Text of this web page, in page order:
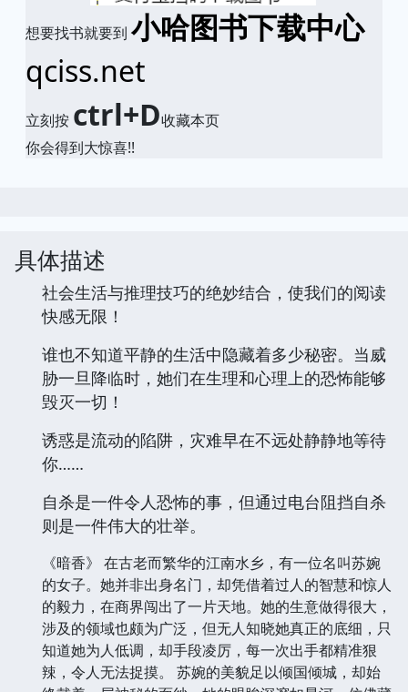
想要找书就要到 小哈图书下载中心
qciss.net
立刻按 ctrl+D收藏本页
你会得到大惊喜!!
具体描述
社会生活与推理技巧的绝妙结合，使我们的阅读
快感无限！
谁也不知道平静的生活中隐藏着多少秘密。当威
胁一旦降临时，她们在生理和心理上的恐怖能够
毁灭一切！
诱惑是流动的陷阱，灾难早在不远处静静地等待
你……
自杀是一件令人恐怖的事，但通过电台阻挡自杀
则是一件伟大的壮举。
《暗香》 在古老而繁华的江南水乡，有一位名叫苏婉
的女子。她并非出身名门，却凭借着过人的智慧和惊人
的毅力，在商界闯出了一片天地。她的生意做得很大，
涉及的领域也颇为广泛，但无人知晓她真正的底细，只
知道她为人低调，却手段凌厉，每一次出手都精准狠
辣，令人无法捉摸。 苏婉的美貌足以倾国倾城，却始